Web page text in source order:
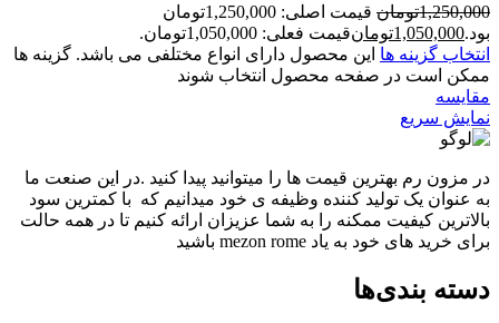
1,250,000تومان
قیمت اصلی: 1,250,000تومان
بود.1,050,000تومانقیمت فعلی: 1,050,000تومان.
انتخاب گزینه ها این محصول دارای انواع مختلفی می باشد. گزینه ها
ممکن است در صفحه محصول انتخاب شوند
مقايسه
نمایش سریع
در مزون رم بهترین قیمت ها را میتوانید پیدا کنید .در این صنعت ما
به عنوان یک تولید کننده وظیفه ی خود میدانیم که با کمترین سود
بالاترین کیفیت ممکنه را به شما عزیزان ارائه کنیم تا در همه حالت
برای خرید های خود به یاد mezon rome باشید
دسته بندی‌ها